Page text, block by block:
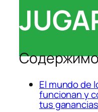
El mundo de
funcionan y
tus ganancias